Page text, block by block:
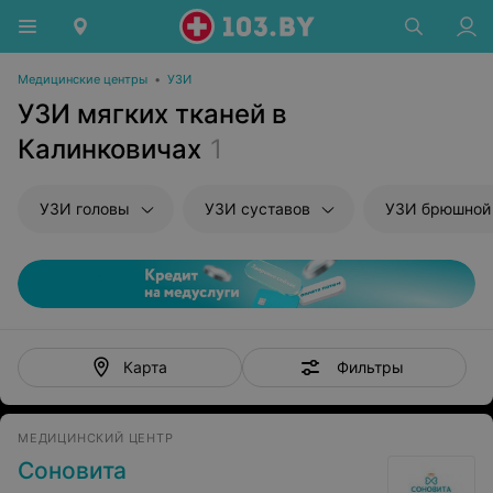
Медицинские центры • УЗИ
УЗИ мягких тканей в
Калинковичах 1
УЗИ головы УЗИ суставов УЗИ брюшной полости и
Карта Фильтры
МЕДИЦИНСКИЙ ЦЕНТР
Соновита